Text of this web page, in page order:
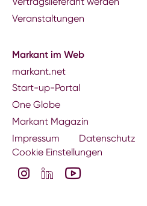
Veranstaltungen
Markant im Web
markant.net
Start-up-Portal
One Globe
Markant Magazin
Impressum
Datenschutz
Cookie Einstellungen